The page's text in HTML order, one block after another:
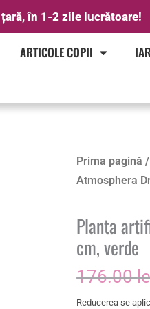
în 1-2 zile lucrătoare!
ARTICOLE COPII
Prima pagină
Atmosphera
Planta
cm, verde
176.00
Reducerea se
Cantitate
Planta
Atmosphera
Dracena
cu
ghiveci,
105